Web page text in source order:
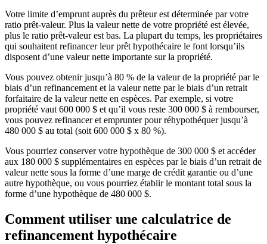
Votre limite d’emprunt auprès du prêteur est déterminée par votre
ratio prêt-valeur. Plus la valeur nette de votre propriété est élevée,
plus le ratio prêt-valeur est bas. La plupart du temps, les propriétaires
qui souhaitent refinancer leur prêt hypothécaire le font lorsqu’ils
disposent d’une valeur nette importante sur la propriété.
Vous pouvez obtenir jusqu’à 80 % de la valeur de la propriété par le
biais d’un refinancement et la valeur nette par le biais d’un retrait
forfaitaire de la valeur nette en espèces. Par exemple, si votre
propriété vaut 600 000 $ et qu’il vous reste 300 000 $ à rembourser,
vous pouvez refinancer et emprunter pour réhypothéquer jusqu’à
480 000 $ au total (soit 600 000 $ x 80 %).
Vous pourriez conserver votre hypothèque de 300 000 $ et accéder
aux 180 000 $ supplémentaires en espèces par le biais d’un retrait de
valeur nette sous la forme d’une marge de crédit garantie ou d’une
autre hypothèque, ou vous pourriez établir le montant total sous la
forme d’une hypothèque de 480 000 $.
Comment utiliser une calculatrice de
refinancement hypothécaire